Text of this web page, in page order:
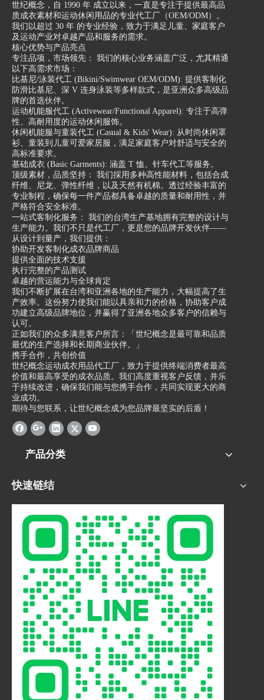
世纪概念，自 1990 年 成立以来，一直是专注于提供最高品
质成衣素材和运动休闲用品的专业代工厂（OEM/ODM）。
我们以超过 30 年 的专业经验，致力于满足儿童、家庭客户
及运动产业对卓越产品和服务的需求。
核心优势与产品亮点
专注品项，市场领先： 我们的核心业务涵盖广泛，尤其精通
以下高需求市场：
比基尼/泳装代工 (Bikini/Swimwear OEM/ODM): 提供客制化
防滑比基尼、深 V 连身泳装等多样款式，是亚洲众多高级品
牌的首选伙伴。
运动机能服代工 (Activewear/Functional Apparel): 专注于高弹
性、高耐用度的运动休闲服饰。
休闲机能服与童装代工 (Casual & Kids' Wear): 从时尚休闲罩
衫、童装到儿童可爱家居服，满足家庭客户对舒适与安全的
高标准要求。
基础成衣 (Basic Garments): 涵盖 T 恤、针车代工等服务。
顶级素材，品质坚持： 我们採用多种高性能材料，包括合成
纤维、尼龙、弹性纤维，以及天然有机棉。透过经验丰富的
专业制程，确保每一件产品都具备卓越的质量和耐用性，并
严格符合安全标准。
一站式客制化服务： 我们的台湾生产基地拥有完整的设计与
生产能力。我们不只是代工厂，更是您的品牌开发伙伴——
从设计到量产，我们提供：
协助开发客制化成衣品牌商品
提供全面的技术支援
执行完整的产品测试
卓越的营运能力与全球肯定
我们不断扩展在台湾和亚洲各地的生产能力，大幅提高了生
产效率。这份努力使我们能以具亲和力的价格，协助客户成
功建立高级品牌地位，并赢得了亚洲各地众多客户的信赖与
认可。
正如我们的众多满意客户所言：「世纪概念是最可靠和品质
最优的生产选择和长期商业伙伴。」
携手合作，共创价值
世纪概念运动成衣用品代工厂，致力于提供终端消费者最高
价值和最高享受的成衣品质。我们高度重视客户反馈，并乐
于持续改进，确保我们能与您携手合作，共同实现更大的商
业成功。
期待与您联系，让世纪概念成为您品牌最坚实的后盾！
产品分类
快速链结